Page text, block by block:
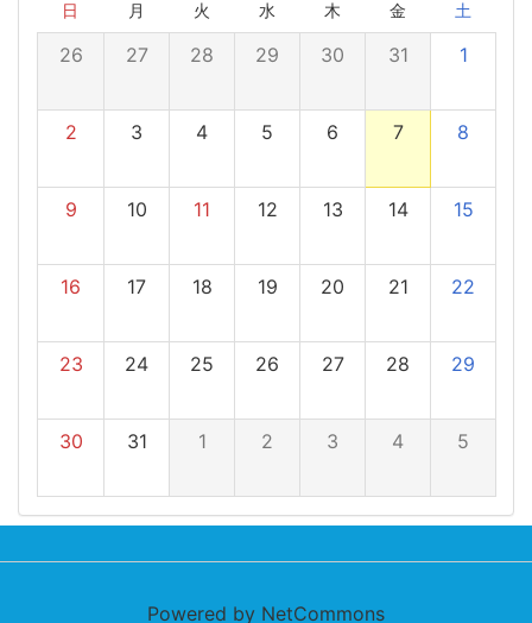
日 月 火 水 木 金 土
26 27 28 29 30 31 1
2 3 4 5 6 7 8
9 10 11 12 13 14 15
16 17 18 19 20 21 22
23 24 25 26 27 28 29
30 31 1 2 3 4 5
Powered by NetCommons